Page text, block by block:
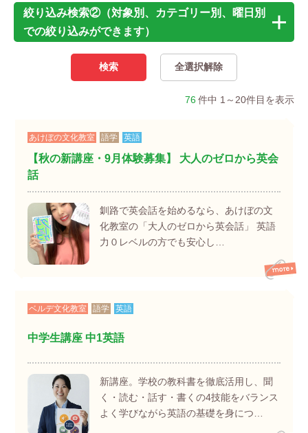
絞り込み検索②（対象別、カテゴリー別、曜日別
での絞り込みができます）
76 件中 1～20件目を表示
あけぼの文化教室 語学 英語
【秋の新講座・9月体験募集】 大人のゼロから英会
話
釧路で英会話を始めるなら、あけぼの文
化教室の「大人のゼロから英会話」 英語
力０レベルの方でも安心し…
ベルデ文化教室 語学 英語
中学生講座 中1英語
新講座。学校の教科書を徹底活用し、聞
く・読む・話す・書くの4技能をバランス
よく学びながら英語の基礎を身につ…